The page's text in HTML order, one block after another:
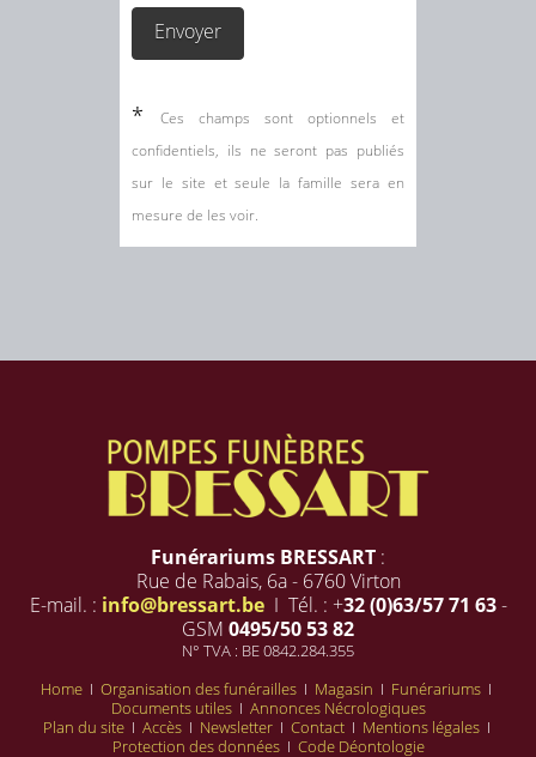
*Ces champs sont optionnels et
confidentiels, ils ne seront pas publiés
sur le site et seule la famille sera en
mesure de les voir.
Funérariums BRESSART :
Rue de Rabais, 6a - 6760 Virton
E-mail. : info@bressart.beI Tél. : +32 (0)63/57 71 63-
GSM 0495/50 53 82
N° TVA : BE 0842.284.355
Home I Organisation des funérailles I Magasin I Funérariums I
Documents utiles I Annonces Nécrologiques
Plan du site I Accès I Newsletter I Contact I Mentions légales I
Protection des données I Code Déontologie